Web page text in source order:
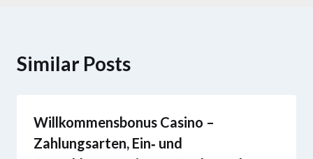
Similar Posts
Willkommensbonus Casino –
Zahlungsarten, Ein‑ und